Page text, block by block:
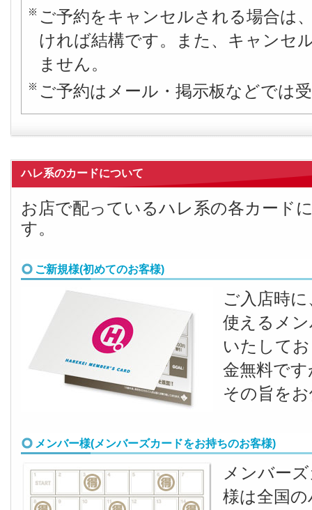
ご予約をキャンセルされる場合は
ければ結構です。また、キャンセ
ません。
ご予約はメール・掲示板などでは
ハレ系のカードについて
お店で配っているハレ系の各カード
す。
ご新規様(初めてのお客様)
ご入店時
使えるメ
いたして
金無料で
その旨を
メンバー様(メンバーズカードをお持ちのお客様)
メンバー
様は全国